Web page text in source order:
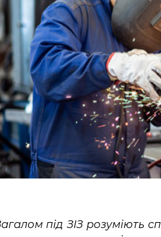
під ЗІЗ розуміють